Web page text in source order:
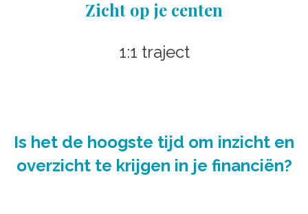
Zicht op je centen
1:1 traject
Is het de hoogste tijd om inzicht en
overzicht te krijgen in je financiën?